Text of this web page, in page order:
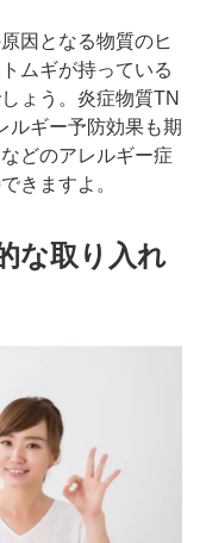
因となる物質のヒ
ムギが持っている
ょう。炎症物質TN
ルギー予防効果も期
どのアレルギー症
きますよ。
な取り入れ